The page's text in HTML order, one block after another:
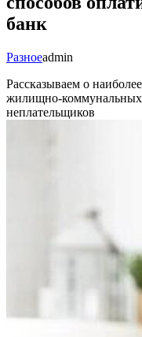
банк
Разноеadmin
Рассказываем о
жилищно-коммунальных
неплательщиков